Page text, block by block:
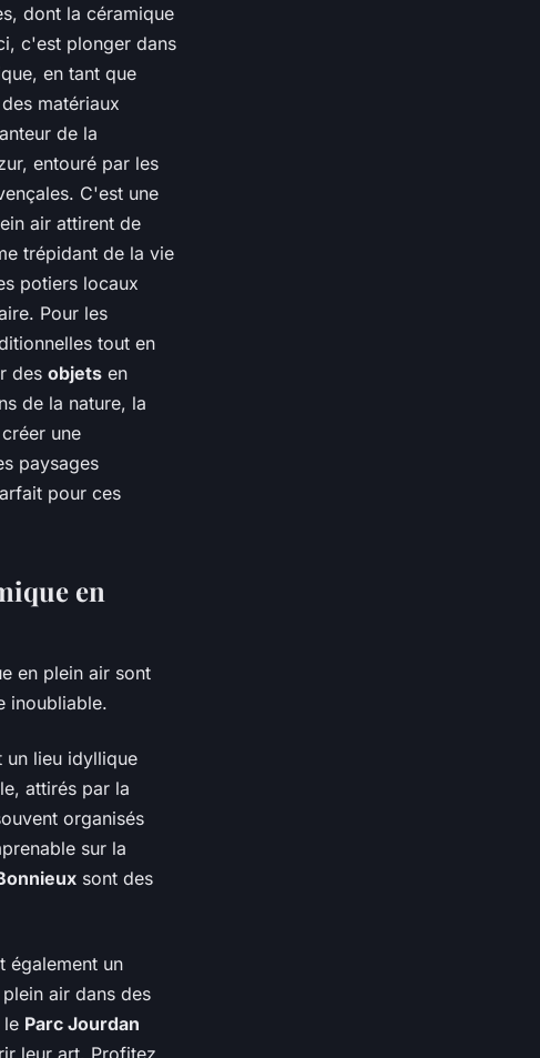
dont la céramique
c'est plonger dans
en tant que
matériaux
de la
entouré par les
C'est une
air attirent de
trépidant de la vie
potiers locaux
Pour les
tout en
des objets en
de la nature, la
une
paysages
pour ces
en
en plein air sont
inoubliable.
un lieu idyllique
attirés par la
organisés
sur la
sont des
également un
air dans des
le Parc Jourdan
leur art. Profitez